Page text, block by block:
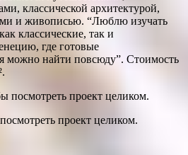
классической архитектурой,
и живописью. “Люблю изучать
классические, так и
где готовые
можно найти повсюду”. Стоимость
проект целиком.